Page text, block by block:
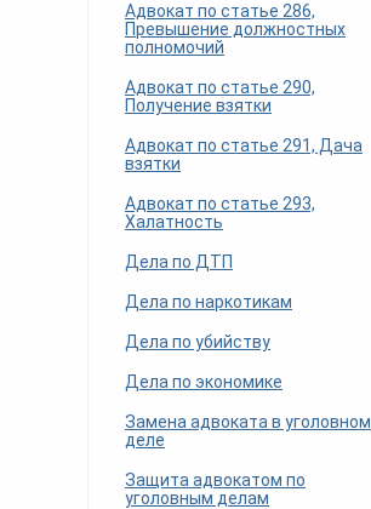
Адвокат по статье 286,
Превышение должностных
полномочий
Адвокат по статье 290,
Получение взятки
Адвокат по статье 291, Дача
взятки
Адвокат по статье 293,
Халатность
Дела по ДТП
Дела по наркотикам
Дела по убийству
Дела по экономике
Замена адвоката в уголовном
деле
Защита адвокатом по
уголовным делам